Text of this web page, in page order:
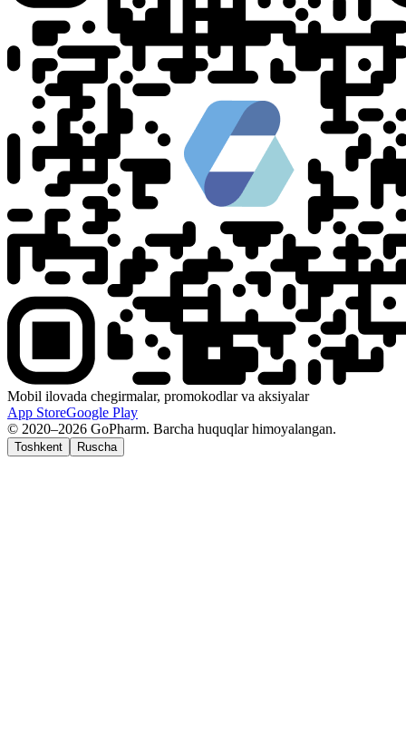
Mobil ilovada chegirmalar, promokodlar va aksiyalar
App StoreGoogle Play
© 2020–2026 GoPharm. Barcha huquqlar himoyalangan.
Toshkent Ruscha